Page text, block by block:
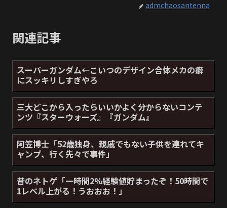
admchaosantenna
関連記事
スーパーガンダム←こいつのデザイン合体メカの癖
にスッキリしすぎやろ
三大どこから入ったらいいかよく分からないコンテ
ンツ『スターウォーズ』『ガンダム』
阿笠博士「52歳独身、親戚でもない子供を連れてキ
ャンプ、行く先々で事件」
昔のネトゲ「一時間2%経験値貯まったぞ！50時間で
1レベル上がる！うおおお！」